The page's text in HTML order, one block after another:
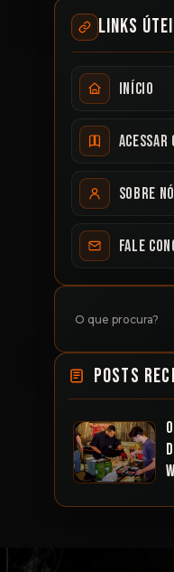
LINKS
Início
Acessar
Sobre
Fale